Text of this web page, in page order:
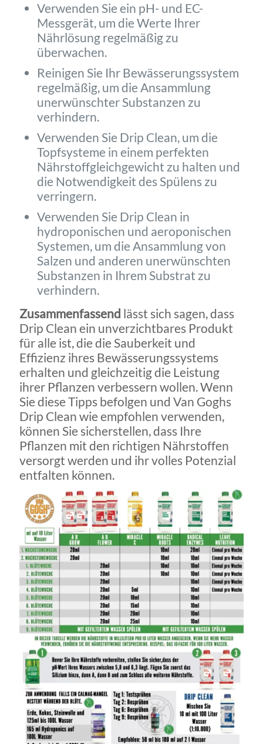
Verwenden Sie ein pH- und EC-
Messgerät, um die Werte Ihrer
Nährlösung regelmäßig zu
überwachen.
Reinigen Sie Ihr Bewässerungssystem
regelmäßig, um die Ansammlung
unerwünschter Substanzen zu
verhindern.
Verwenden Sie Drip Clean, um die
Topfsysteme in einem perfekten
Nährstoffgleichgewicht zu halten und
die Notwendigkeit des Spülens zu
verringern.
Verwenden Sie Drip Clean in
hydroponischen und aeroponischen
Systemen, um die Ansammlung von
Salzen und anderen unerwünschten
Substanzen in Ihrem Substrat zu
verhindern.
Zusammenfassend lässt sich sagen, dass
Drip Clean ein unverzichtbares Produkt
für alle ist, die die Sauberkeit und
Effizienz ihres Bewässerungssystems
erhalten und gleichzeitig die Leistung
ihrer Pflanzen verbessern wollen. Wenn
Sie diese Tipps befolgen und Van Goghs
Drip Clean wie empfohlen verwenden,
können Sie sicherstellen, dass Ihre
Pflanzen mit den richtigen Nährstoffen
versorgt werden und ihr volles Potenzial
entfalten können.